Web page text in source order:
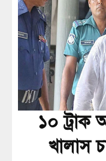
১০ ট্রাক
খালাস